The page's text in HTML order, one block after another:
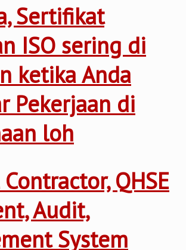
Sertifikat
ISO sering di
ketika Anda
Pekerjaan di
loh
QHSE
Audit,
System